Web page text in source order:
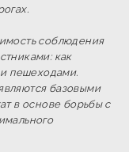
соблюдения
как
и пешеходами.
базовыми
в основе борьбы с